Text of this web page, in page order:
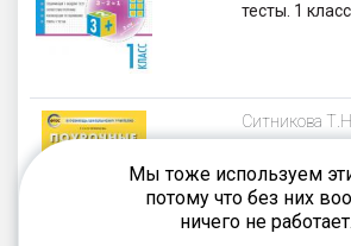
тесты. 1 класс
Ситникова Т.Н.
Поурочные
математике.
Дорофеева
Мы тоже используем
потому что без них
ничего не работает.